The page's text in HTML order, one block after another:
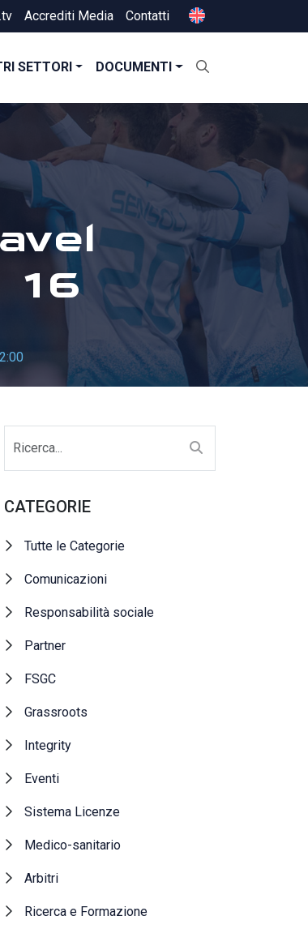
Accrediti Media Contatti
SETTORI DOCUMENTI
16
CATEGORIE
Tutte le Categorie
Comunicazioni
Responsabilità sociale
Partner
FSGC
Grassroots
Integrity
Eventi
Sistema Licenze
Medico-sanitario
Arbitri
Ricerca e Formazione